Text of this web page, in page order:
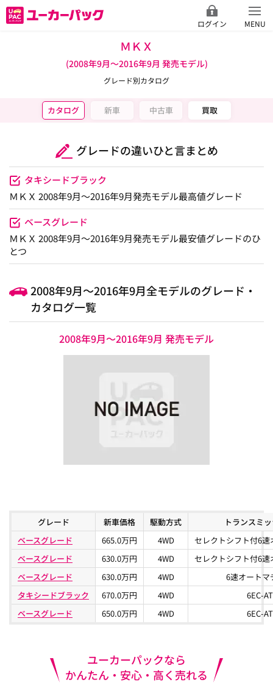
ログイン MENU
ＭＫＸ
(2008年9月～2016年9月 発売モデル)
グレード別カタログ
カタログ 新車 中古車 買取
グレードの違いひと言まとめ
タキシードブラック
ＭＫＸ 2008年9月～2016年9月発売モデル最高値グレード
ベースグレード
ＭＫＸ 2008年9月～2016年9月発売モデル最安値グレードのひ
とつ
2008年9月～2016年9月全モデルのグレード・
カタログ一覧
2008年9月～2016年9月 発売モデル
グレード 新車価格 駆動方式
トランスミ
ベースグレード
665.0万円 4WD
セレクトシフト付6
ベースグレード
630.0万円 4WD
セレクトシフト付6
ベースグレード
630.0万円 4WD
6速オートマ
タキシードブラック
670.0万円 4WD
6EC-AT
ベースグレード
650.0万円 4WD 6EC-AT
ユーカーパックなら
かんたん・安心・高く売れる